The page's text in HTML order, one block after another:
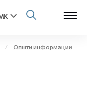
Општи информации